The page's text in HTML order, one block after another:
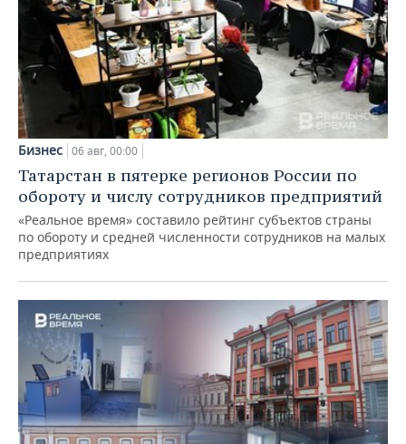
Бизнес 06 авг, 00:00
Татарстан в пятерке регионов России по
обороту и числу сотрудников предприятий
«Реальное время» составило рейтинг субъектов страны
по обороту и средней численности сотрудников на малых
предприятиях